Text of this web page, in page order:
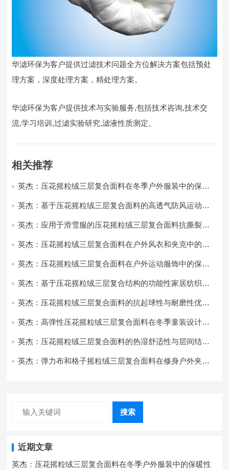
华滤环保为客户提供过滤技术问题全方位解决方案包括预处
理方案，深度处理方案，精处理方案。
华滤环保为客户提供技术与实验服务,包括技术咨询,技术交
流,学习培训,过滤实验研究,滤液性质测定。
相关推荐
英杰：压花摇粒绒三层复合面料在冬季户外服装中的保暖
英杰：基于压花摇粒绒三层复合面料的高透气防风运动服
英杰：应用于滑雪服的压花摇粒绒三层复合面料抗撕裂与
英杰：压花摇粒绒三层复合面料在户外风衣和夹克中的应
英杰：压花摇粒绒三层复合面料在户外运动服饰中的保暖
英杰：基于压花摇粒绒三层复合结构的功能性家居纺织品
英杰：压花摇粒绒三层复合面料的抗起球性与耐磨性优化
英杰：高弹性压花摇粒绒三层复合面料在冬季童装设计中
英杰：压花摇粒绒三层复合面料的热湿舒适性与层间结合
英杰：弹力布和格子摇粒绒三层复合面料在修身户外夹克
搜索
近期文章
英杰：压花摇粒绒三层复合面料在冬季户外服装中的保暖性